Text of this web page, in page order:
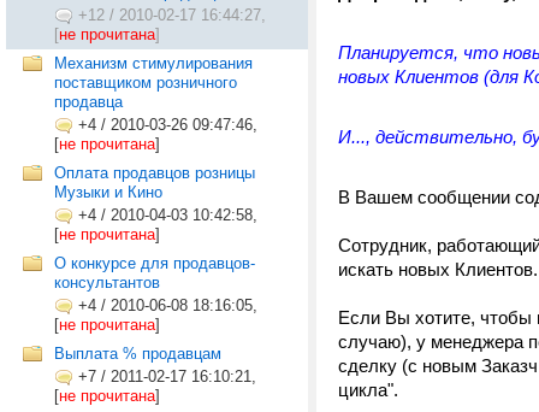
+12 / 2010-02-17 16:44:27,
[не прочитана]
Механизм стимулирования
поставщиком розничного
продавца
+4 / 2010-03-26 09:47:46,
[не прочитана]
Оплата продавцов розницы
Музыки и Кино
+4 / 2010-04-03 10:42:58,
[не прочитана]
О конкурсе для продавцов-
консультантов
+4 / 2010-06-08 18:16:05,
[не прочитана]
Выплата % продавцам
+7 / 2011-02-17 16:10:21,
[не прочитана]
Планируется, что
новых Клиентов (для
И..., действительно,
В Вашем сообщении
Сотрудник,
искать новых Клиентов.
Если Вы хотите, чтобы
случаю), у менеджера
сделку (с новым
цикла".